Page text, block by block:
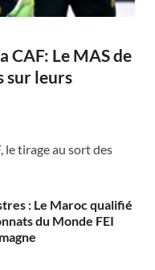
CAF: Le MAS de
sur leurs
le tirage au sort des
: Le Maroc qualifié
du Monde FEI